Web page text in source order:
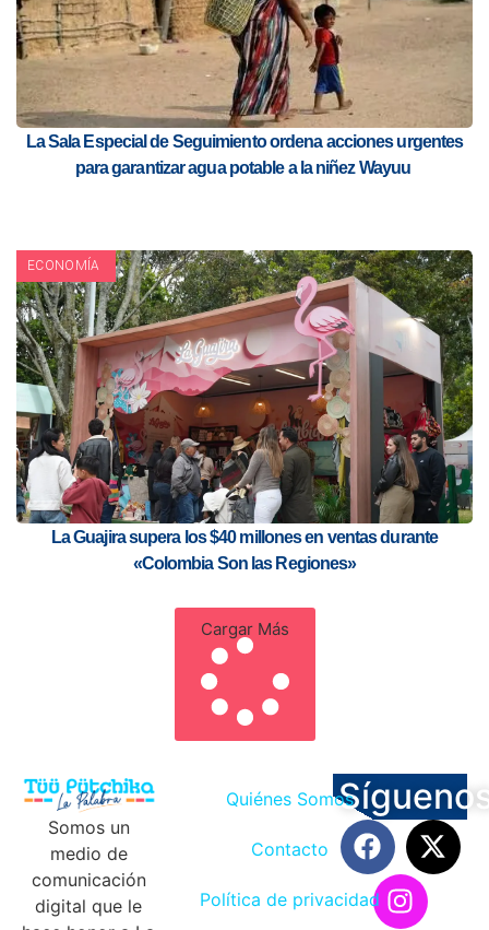
La Sala Especial de Seguimiento ordena acciones urgentes
para garantizar agua potable a la niñez Wayuu
ECONOMÍA
La Guajira supera los $40 millones en ventas durante
«Colombia Son las Regiones»
Cargar Más
Somos un
medio de
comunicación
digital que le
Quiénes Somos
Contacto
Política de privacidad